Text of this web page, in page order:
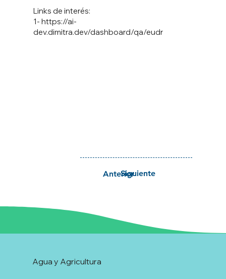
1-https://ai-
dev.dimitra.dev/dashboard/qa/eudr
Links de interés:
Siguiente
Anterior
Agua y Agricultura